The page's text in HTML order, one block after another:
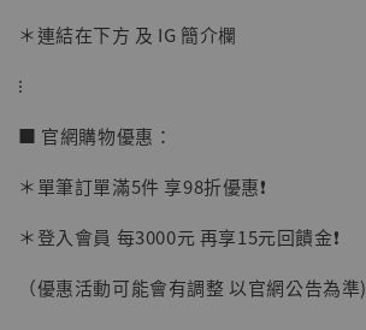
＊連結在下方 及 IG 簡介欄
⁝
■ 官網購物優惠：
＊單筆訂單滿5件 享98折優惠❗️
＊登入會員 每3000元 再享15元回饋金❗️
（優惠活動可能會有調整 以官網公告為準)